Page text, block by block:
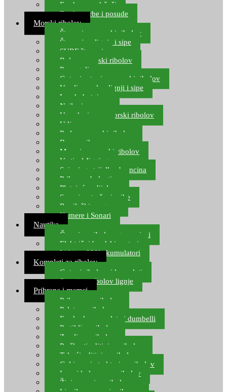
Feeder arm držači
Feeder torbe i posude
Morski ribolov
Štapovi za morski ribolov
Štapovi za lignje i sipe
SURF štapovi
Role za morski ribolov
Parangali
Gotovi setovi za morski ribolov
Varalice za lov lignji i sipe
Lov hobotnice
Najloni za more
Upredenice za morski ribolov
Udice za more
Perle za morski ribolov
Brum prihrana za more
Mamci za morski ribolov
Vertical Jigging
Spinning strijelke, brancina
Pribor za bolentino
Plutajuća odijela
Sonari za traženje ribe
Ronilački program
Kamere i Sonari
Nautika
Čamci za ribolov, gumenjaci
Električni brodski motori
Lithium ION akumulatori
Kompleti za ribolov
Gotovi ribolovni kompleti
Setovi za ribolov lignje
Prihrana i mamci
Prihrana za ribolov
Pelete za ribolov
Feeder lovne pelete i dumbelli
Partikli za ribolov
Zemlja za ribolov
Praškasti aditivi za ribolov
Tekući aditivi za ribolov
Gel i sprej atraktori za ribolov
Lovni kukuruz za ribolov
Živi mamci za ribolov